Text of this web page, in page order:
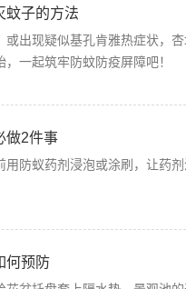
蚊子的方法
出现疑似基孔肯雅热症状，
一起筑牢防蚊防疫屏障吧！
做2件事
防蚁药剂浸泡或涂刷，让药
何预防